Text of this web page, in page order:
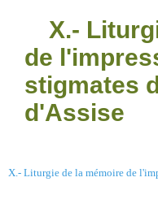
X.-
de
stigmates
d'Assise
X.- Liturgie de la mémoire de